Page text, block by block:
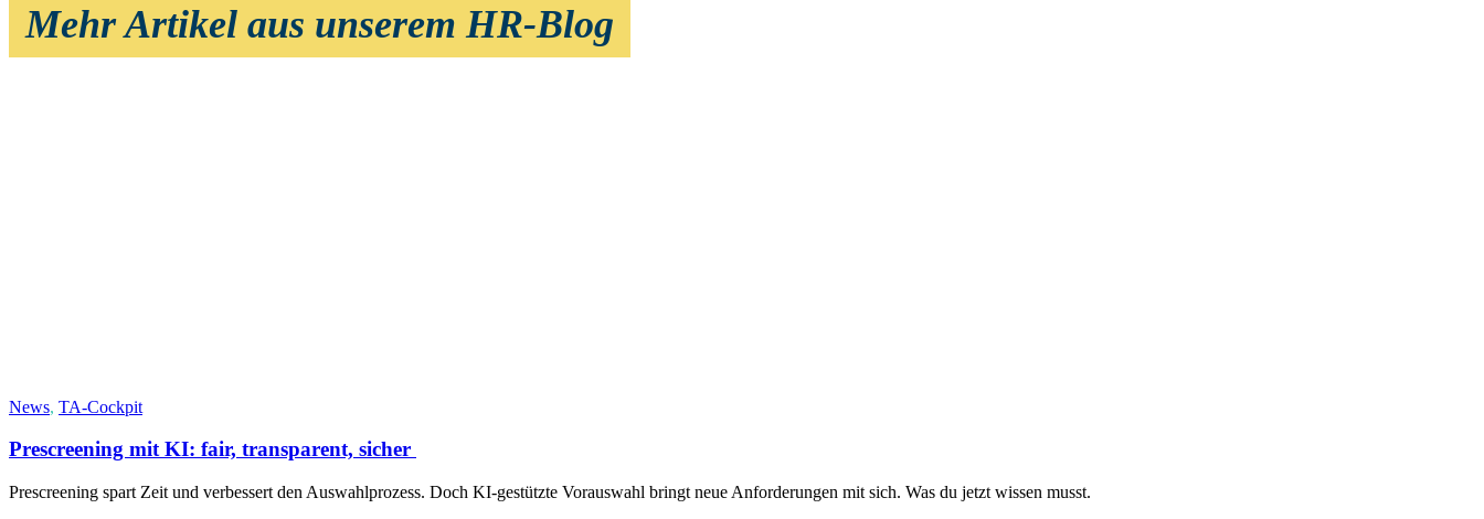
Mehr Artikel aus unserem HR-Blog
News, TA-Cockpit
Prescreening mit KI: fair, transparent, sicher
Prescreening spart Zeit und verbessert den Auswahlprozess. Doch KI-gestützte Vorauswahl bringt neue Anforderungen mit sich. Was du jetzt wissen musst.